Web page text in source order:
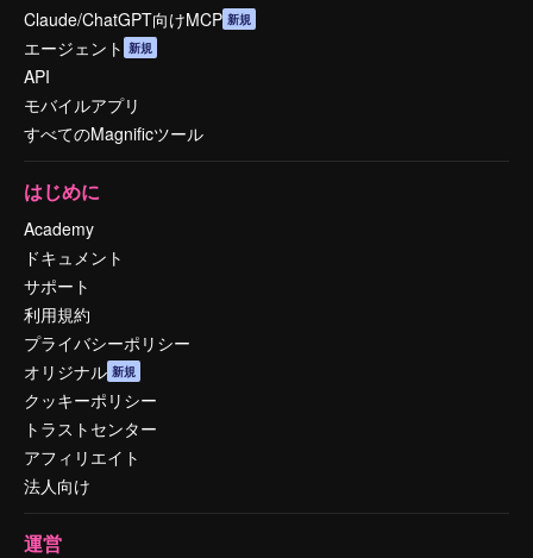
Claude/ChatGPT向けMCP 新規
エージェント 新規
API
モバイルアプリ
すべてのMagnificツール
はじめに
Academy
ドキュメント
サポート
利用規約
プライバシーポリシー
オリジナル 新規
クッキーポリシー
トラストセンター
アフィリエイト
法人向け
運営